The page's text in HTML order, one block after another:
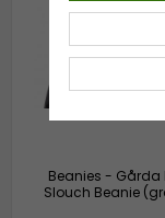
Beanies - Gårda
Slouch Beanie